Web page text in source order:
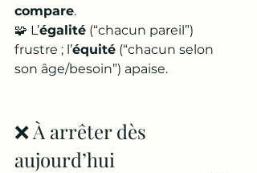
compare.
🧩 L’égalité (“chacun pareil”)
frustre ; l’équité (“chacun selon
son âge/besoin”) apaise.
❌ À arrêter dès
aujourd’hui